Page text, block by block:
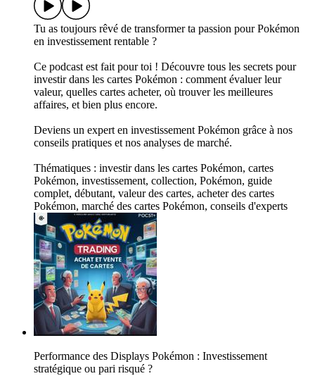
Tu as toujours rêvé de transformer ta passion pour Pokémon
en investissement rentable ?
Ce podcast est fait pour toi ! Découvre tous les secrets pour
investir dans les cartes Pokémon : comment évaluer leur
valeur, quelles cartes acheter, où trouver les meilleures
affaires, et bien plus encore.
Deviens un expert en investissement Pokémon grâce à nos
conseils pratiques et nos analyses de marché.
Thématiques : investir dans les cartes Pokémon, cartes
Pokémon, investissement, collection, Pokémon, guide
complet, débutant, valeur des cartes, acheter des cartes
Pokémon, marché des cartes Pokémon, conseils d'experts
Performance des Displays Pokémon : Investissement
stratégique ou pari risqué ?